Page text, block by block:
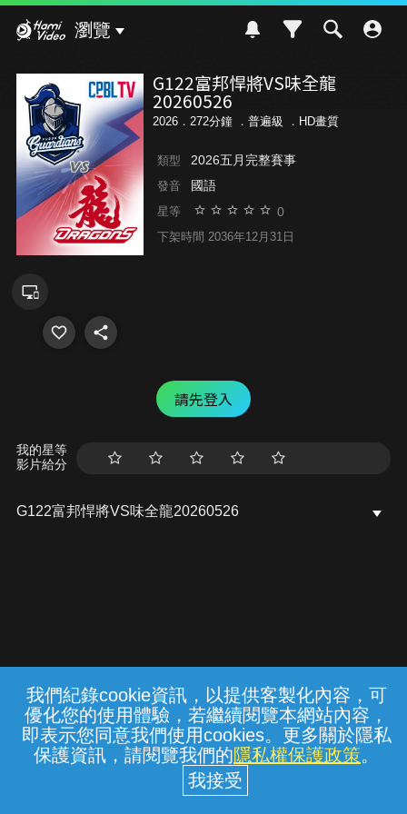
我們紀錄cookie資訊，以提供客製化內容，可
優化您的使用體驗，若繼續閱覽本網站內容，
即表示您同意我們使用cookies。更多關於隱私
保護資訊，請閱覽我們的隱私權保護政策。
瀏覽
G122富邦悍將VS味全龍
20260526
2026．272分鐘 ． 普遍級 ．HD畫質
類型 2026五月完整賽事
發音 國語
星等 0
下架時間 2036年12月31日
請先登入
我的星等
影片給分
G122富邦悍將VS味全龍20260526
常見問題 線上客服 服務條款 隱私權保護
中華電信股份有限公司個人家庭分公司
(統一編號：96979949) © 2026
{{notifyMsg}}